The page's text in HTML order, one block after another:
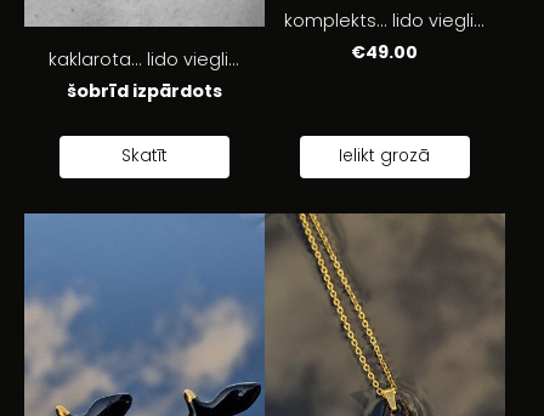
kaklarota... lido viegli...
šobrīd izpārdots
Skatīt
komplekts... lido viegli...
€49.00
Ielikt grozā